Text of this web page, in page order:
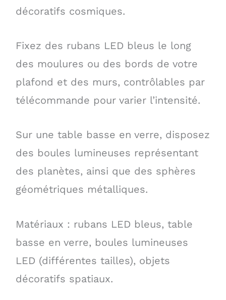
décoratifs cosmiques.
Fixez des rubans LED bleus le long
des moulures ou des bords de votre
plafond et des murs, contrôlables par
télécommande pour varier l’intensité.
Sur une table basse en verre, disposez
des boules lumineuses représentant
des planètes, ainsi que des sphères
géométriques métalliques.
Matériaux : rubans LED bleus, table
basse en verre, boules lumineuses
LED (différentes tailles), objets
décoratifs spatiaux.